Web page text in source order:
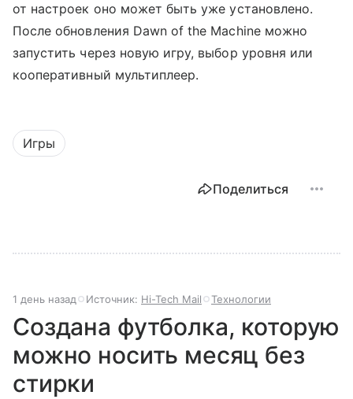
от настроек оно может быть уже установлено.
После обновления Dawn of the Machine можно
запустить через новую игру, выбор уровня или
кооперативный мультиплеер.
Игры
Поделиться
1 день назад Источник: Hi-Tech Mail Технологии
Создана футболка, которую
можно носить месяц без
стирки